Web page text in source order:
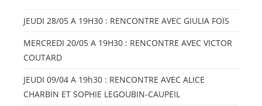
JEUDI 28/05 A 19H30 : RENCONTRE AVEC GIULIA FOÏS
MERCREDI 20/05 A 19H30 : RENCONTRE AVEC VICTOR
COUTARD
JEUDI 09/04 A 19h30 : RENCONTRE AVEC ALICE
CHARBIN ET SOPHIE LEGOUBIN-CAUPEIL